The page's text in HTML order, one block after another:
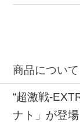
商品について
“超激戦-
ナト」が登場